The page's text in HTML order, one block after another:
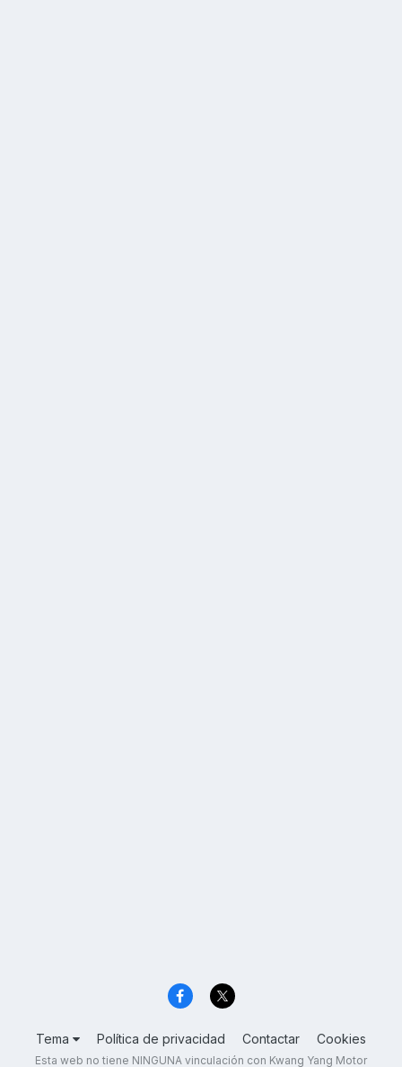
Tema Política de privacidad Contactar Cookies
Esta web no tiene NINGUNA vinculación con Kwang Yang Motor